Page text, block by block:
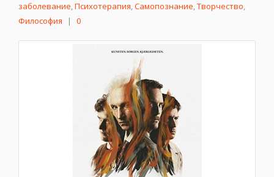
заболевание,Психотерапия,Самопознание,Творчество,
Философия
| 0